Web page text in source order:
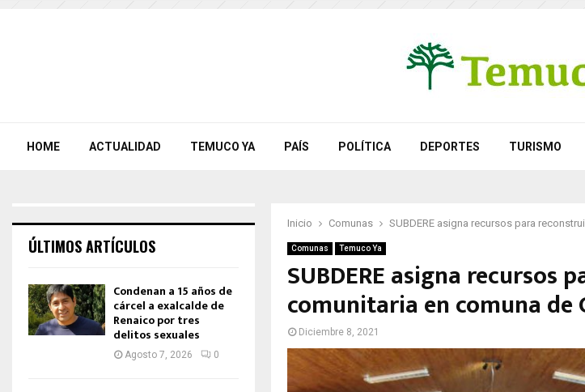
HOME ACTUALIDAD TEMUCO YA PAÍS POLÍTICA DEPORTES TURISMO
Inicio Comunas SUBDERE asigna recursos para
Comunas Temuco Ya
SUBDERE asigna recursos
comunitaria en comuna de
Diciembre 8, 2021
ÚLTIMOS ARTÍCULOS
Condenan a 15 años de
cárcel a exalcalde de
Renaico por tres
delitos sexuales
Agosto 7, 2026 0